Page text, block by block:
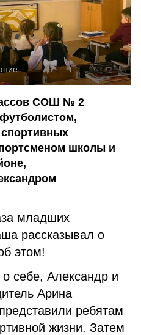
СОШ № 2
школы и
младших
рассказывал о
этом!
себе, Александр и
Арина
ребятам
жизни. Затем